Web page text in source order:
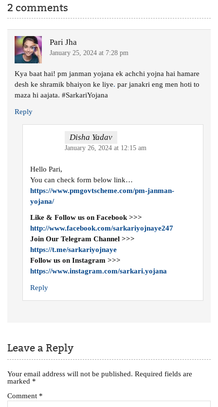
2 comments
Pari Jha
January 25, 2024 at 7:28 pm
Kya baat hai! pm janman yojana ek achchi yojna hai hamare
desh ke shramik bhaiyon ke liye. par janakri eng men hoti to
maza hi aajata. #SarkariYojana
Reply
Disha Yadav
January 26, 2024 at 12:15 am
Hello Pari,
You can check form below link…
https://www.pmgovtscheme.com/pm-janman-
yojana/
Like & Follow us on Facebook >>>
http://www.facebook.com/sarkariyojnaye247
Join Our Telegram Channel >>>
https://t.me/sarkariyojnaye
Follow us on Instagram >>>
https://www.instagram.com/sarkari.yojana
Reply
Leave a Reply
Your email address will not be published. Required fields are
marked *
Comment *